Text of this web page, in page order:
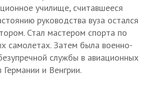
училище, считавшееся
руководства вуза остался
Стал мастером спорта по
самолетах. Затем была военно-
службы в авиационных
Германии и Венгрии.